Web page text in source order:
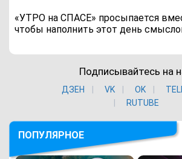
«УТРО на СПАСЕ» просыпается
чтобы наполнить этот день
Подписывайтесь на
ДЗЕН VK ОK
RUTUBE
ПОПУЛЯРНОЕ